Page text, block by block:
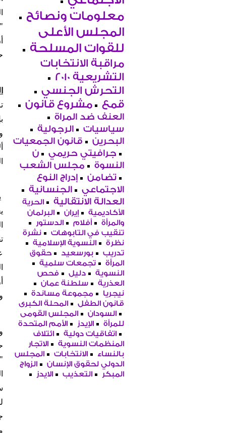
معلومات ونصائح
المجلس الأعلى
للقوات المسلحة
مراقبة الانتخابات
التشريعية 2010
التحرش الجنسي
قمع
مشروع قانون
العنف ضد المراة
سياسيات
الرجولية
البحرين
قانون الجمعيات
جرافيتي حريمي
ن
النسوة
مجلس الشعب
تضامن
إدراج النوع
الاجتماعي
الجنسانية
العدالة الانتقالية
الحرية
الأكاديمية
إيران
البرلمان
والمرأة
أفلام
الدستور
تنقيب في التابوهات
نشرة
نظرة
النسوية الإسلامية
تدريب
بورسعيد
حقوق
المرأة
تجمعات سلمية
النسوية
دليل
فحص
العذرية
سلطنة عمان
نيجريا
مجموعة مساندة
قانون الطفل
المحلة الكبرى
السودان
المجلس القومى
للمرأة
الإيدز
الأمم المتحدة
اتفاقيات دولية
ائتلاف
المنظمات النسوية
الاتجار
بالنساء
الانتخابات
المجلس
الدولي لحقوق الإنسان
الزواج
المبكر
التعذيب الايدز